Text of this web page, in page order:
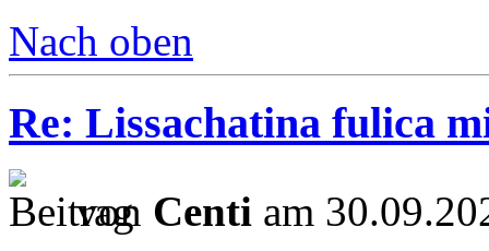
Nach oben
Re: Lissachatina fulica
von Centi am